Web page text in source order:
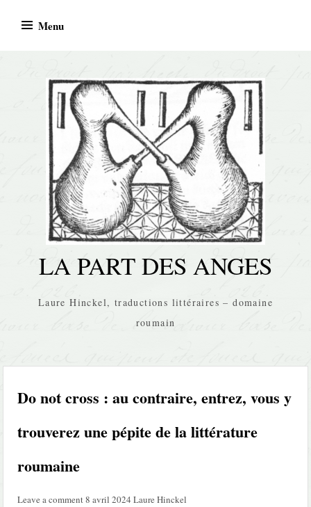
Menu
LA PART DES ANGES
Laure Hinckel, traductions littéraires – domaine
roumain
Do not cross : au contraire, entrez, vous y
trouverez une pépite de la littérature
roumaine
Leave a comment8 avril 2024 Laure Hinckel